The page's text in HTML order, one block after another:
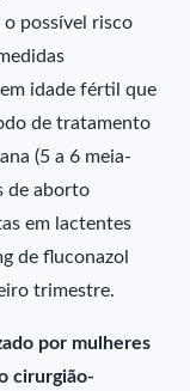
o possível risco
idade fértil que
de tratamento
(5 a 6 meia-
de aborto
em lactentes
de fluconazol
trimestre.
por mulheres
cirurgião-